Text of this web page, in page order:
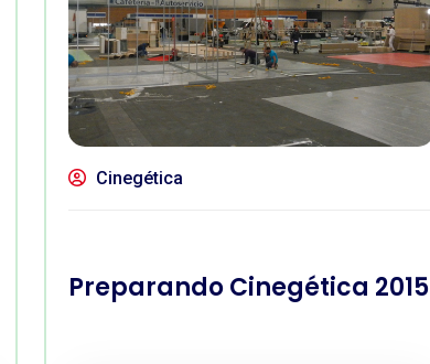
Cinegética
Preparando Cinegética 2015